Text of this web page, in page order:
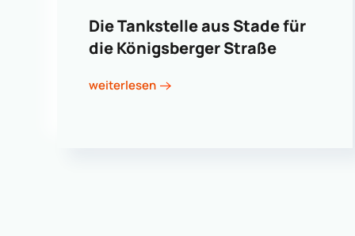
Die Tankstelle aus Stade für
die Königsberger Straße
weiterlesen